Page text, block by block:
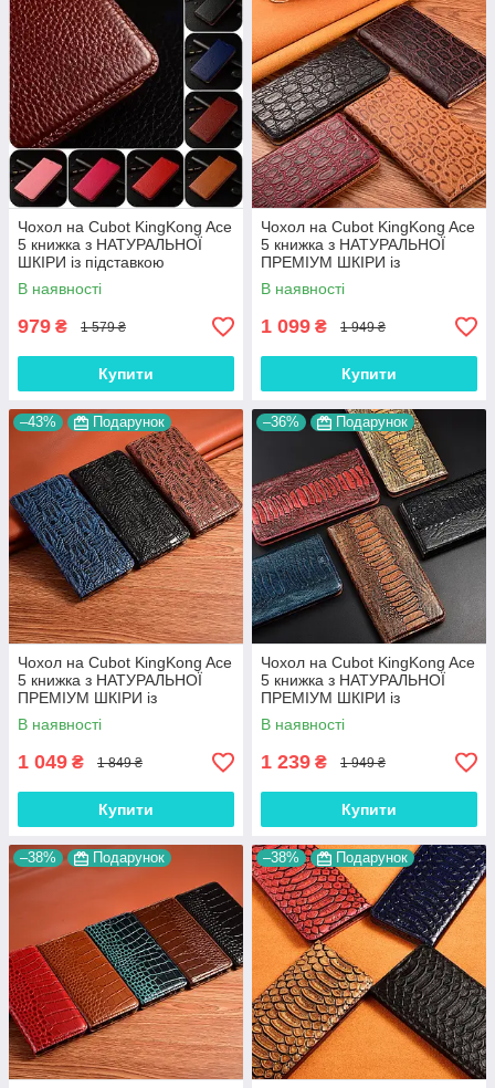
Чохол на Cubot KingKong Ace
5 книжка з НАТУРАЛЬНОЇ
ШКІРИ із підставкою
візитницею протиударний
магнітний "BULL"
В наявності
979 ₴ 1 579 ₴
Купити
Чохол на Cubot KingKong Ace
5 книжка з НАТУРАЛЬНОЇ
ПРЕМІУМ ШКІРИ із
підставкою протиударний
магнітний "JACOSA"
В наявності
1 099 ₴ 1 949 ₴
Купити
–43% Подарунок
Чохол на Cubot KingKong Ace
5 книжка з НАТУРАЛЬНОЇ
ПРЕМІУМ ШКІРИ із
підставкою протиударний
магнітний "DRAGON"
В наявності
1 049 ₴ 1 849 ₴
Купити
–36% Подарунок
Чохол на Cubot KingKong Ace
5 книжка з НАТУРАЛЬНОЇ
ПРЕМІУМ ШКІРИ із
підставкою протиударний
магнітний "REPTILE"
В наявності
1 239 ₴ 1 949 ₴
Купити
–38% Подарунок –38% Подарунок